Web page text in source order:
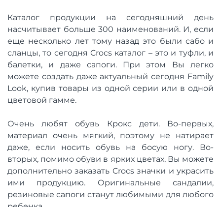
Каталог продукции на сегодняшний день
насчитывает больше 300 наименований. И, если
еще несколько лет тому назад это были сабо и
сланцы, то сегодня Crocs каталог – это и туфли, и
балетки, и даже сапоги. При этом Вы легко
можете создать даже актуальный сегодня Family
Look, купив товары из одной серии или в одной
цветовой гамме.
Очень любят обувь Крокс дети. Во-первых,
материал очень мягкий, поэтому не натирает
даже, если носить обувь на босую ногу. Во-
вторых, помимо обуви в ярких цветах, Вы можете
дополнительно заказать Crocs значки и украсить
ими продукцию. Оригинальные сандалии,
резиновые сапоги станут любимыми для любого